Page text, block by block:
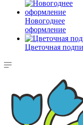
Новогоднее
оформление
Цветочная